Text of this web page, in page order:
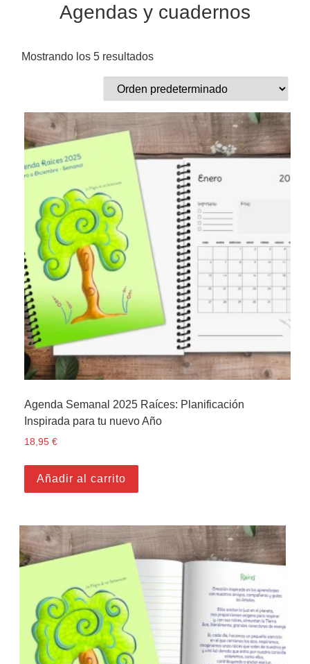
Agendas y cuadernos
Mostrando los 5 resultados
Agenda Semanal 2025 Raíces: Planificación
Inspirada para tu nuevo Año
18,95€
Añadir al carrito